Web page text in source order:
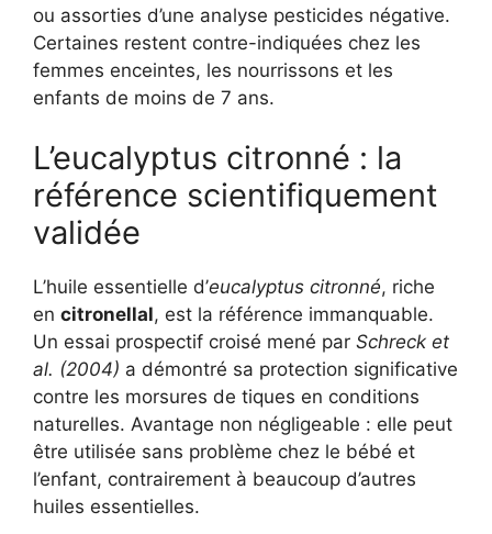
ou assorties d’une analyse pesticides négative.
Certaines restent contre-indiquées chez les
femmes enceintes, les nourrissons et les
enfants de moins de 7 ans.
L’eucalyptus citronné : la
référence scientifiquement
validée
L’huile essentielle d’eucalyptus citronné, riche
en citronellal, est la référence immanquable.
Un essai prospectif croisé mené par Schreck et
al. (2004) a démontré sa protection significative
contre les morsures de tiques en conditions
naturelles. Avantage non négligeable : elle peut
être utilisée sans problème chez le bébé et
l’enfant, contrairement à beaucoup d’autres
huiles essentielles.